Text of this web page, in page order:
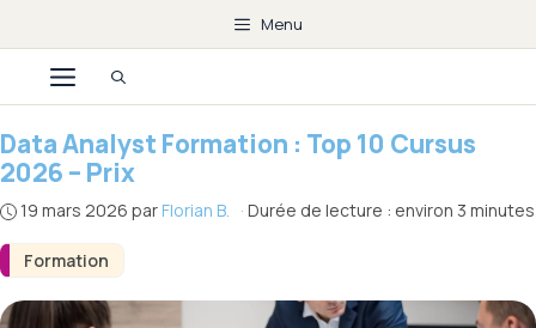
au
contenu
Menu
Menu
Formation
Data Analyst Formation : Top 10 Cursus
2026 – Prix
19 mars 2026 par Florian B. · Durée de lecture : environ 3 minutes